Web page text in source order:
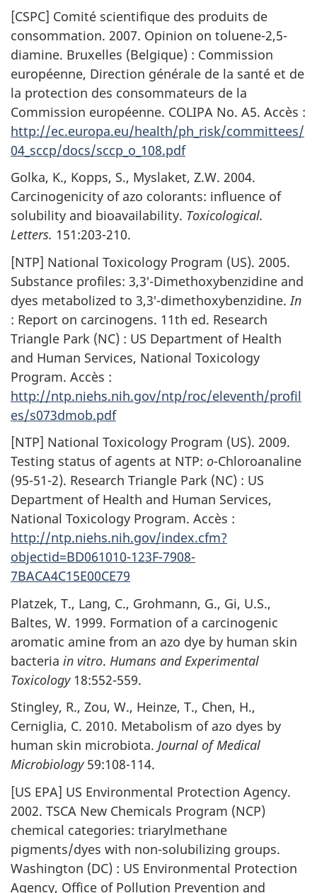
[CSPC] Comité scientifique des produits de
consommation. 2007. Opinion on toluene-2,5-
diamine. Bruxelles (Belgique) : Commission
européenne, Direction générale de la santé et de
la protection des consommateurs de la
Commission européenne. COLIPA No. A5. Accès :
http://ec.europa.eu/health/ph_risk/committees/
04_sccp/docs/sccp_o_108.pdf
Golka, K., Kopps, S., Myslaket, Z.W. 2004.
Carcinogenicity of azo colorants: influence of
solubility and bioavailability. Toxicological.
Letters. 151:203-210.
[NTP] National Toxicology Program (US). 2005.
Substance profiles: 3,3′-Dimethoxybenzidine and
dyes metabolized to 3,3′-dimethoxybenzidine. In
: Report on carcinogens. 11th ed. Research
Triangle Park (NC) : US Department of Health
and Human Services, National Toxicology
Program. Accès :
http://ntp.niehs.nih.gov/ntp/roc/eleventh/profil
es/s073dmob.pdf
[NTP] National Toxicology Program (US). 2009.
Testing status of agents at NTP: o-Chloroanaline
(95-51-2). Research Triangle Park (NC) : US
Department of Health and Human Services,
National Toxicology Program. Accès :
http://ntp.niehs.nih.gov/index.cfm?
objectid=BD061010-123F-7908-
7BACA4C15E00CE79
Platzek, T., Lang, C., Grohmann, G., Gi, U.S.,
Baltes, W. 1999. Formation of a carcinogenic
aromatic amine from an azo dye by human skin
bacteria in vitro. Humans and Experimental
Toxicology 18:552-559.
Stingley, R., Zou, W., Heinze, T., Chen, H.,
Cerniglia, C. 2010. Metabolism of azo dyes by
human skin microbiota. Journal of Medical
Microbiology 59:108-114.
[US EPA] US Environmental Protection Agency.
2002. TSCA New Chemicals Program (NCP)
chemical categories: triarylmethane
pigments/dyes with non-solubilizing groups.
Washington (DC) : US Environmental Protection
Agency, Office of Pollution Prevention and